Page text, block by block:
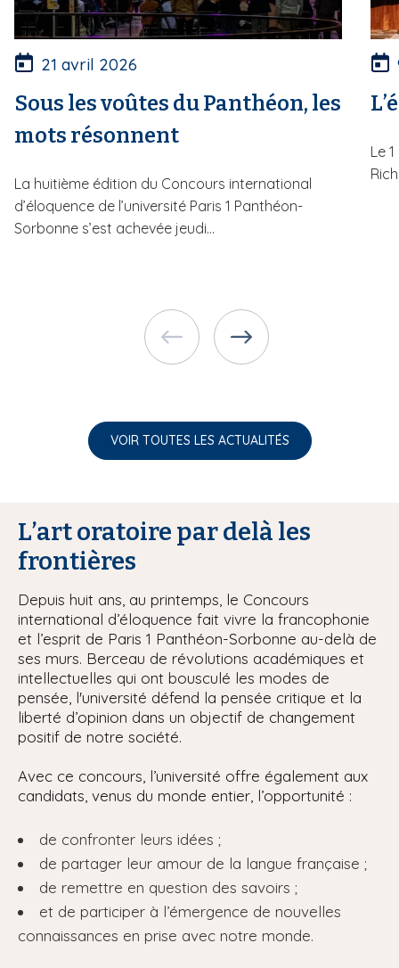
21 avril 2026
Sous les voûtes du Panthéon, les
mots résonnent
La huitième édition du Concours international
d’éloquence de l’université Paris 1 Panthéon-
Sorbonne s’est achevée jeudi...
Le
VOIR TOUTES LES ACTUALITÉS
L’art oratoire par delà les
frontières
Depuis huit ans, au printemps, le Concours
international d’éloquence fait vivre la francophonie
et l’esprit de Paris 1 Panthéon-Sorbonne au-delà de
ses murs. Berceau de révolutions académiques et
intellectuelles qui ont bousculé les modes de
pensée, l'université défend la pensée critique et la
liberté d’opinion dans un objectif de changement
positif de notre société.
Avec ce concours, l’université offre également aux
candidats, venus du monde entier, l’opportunité :
de confronter leurs idées ;
de partager leur amour de la langue française ;
de remettre en question des savoirs ;
et de participer à l’émergence de nouvelles
connaissances en prise avec notre monde.